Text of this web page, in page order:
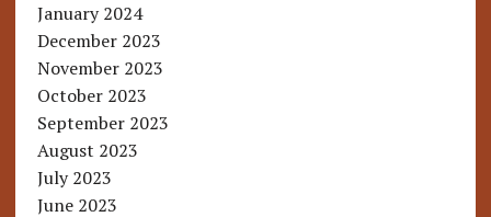
January 2024
December 2023
November 2023
October 2023
September 2023
August 2023
July 2023
June 2023